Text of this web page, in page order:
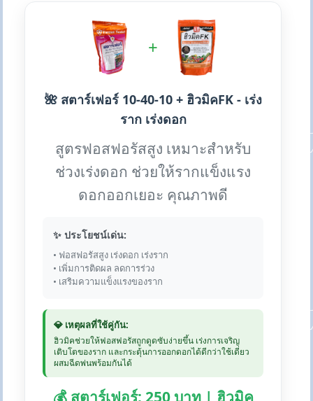
+
🌺 สตาร์เฟอร์ 10-40-10 + ฮิวมิคFK - เร่ง
ราก เร่งดอก
สูตรฟอสฟอรัสสูง เหมาะสำหรับ
ช่วงเร่งดอก ช่วยให้รากแข็งแรง
ดอกออกเยอะ คุณภาพดี
✨ ประโยชน์เด่น:
• ฟอสฟอรัสสูง เร่งดอก เร่งราก
• เพิ่มการติดผล ลดการร่วง
• เสริมความแข็งแรงของราก
💎 เหตุผลที่ใช้คู่กัน:
ฮิวมิคช่วยให้ฟอสฟอรัสถูกดูดซับง่ายขึ้น เร่งการเจริญ
เติบโตของราก และกระตุ้นการออกดอกได้ดีกว่าใช้เดี่ยว
ผสมฉีดพ่นพร้อมกันได้
💰 สตาร์เฟอร์: 250 บาท | ฮิวมิค